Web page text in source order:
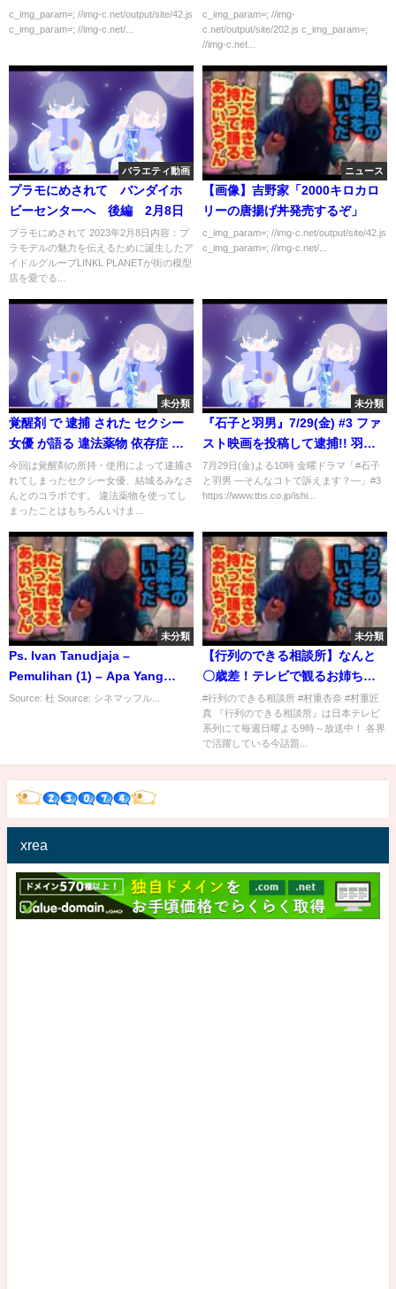
c_img_param=; //img-c.net/output/site/42.js
c_img_param=; //img-c.net/...
c_img_param=; //img-
c.net/output/site/202.js c_img_param=;
//img-c.net...
バラエティ動画
プラモにめされて バンダイホ
ビーセンターへ 後編 2月8日
プラモにめされて 2023年2月8日内容：プ
ラモデルの魅力を伝えるために誕生したア
イドルグループLINKL PLANETが街の模型
店を愛でる...
ニュース
【画像】吉野家「2000キロカロ
リーの唐揚げ丼発売するぞ」
c_img_param=; //img-c.net/output/site/42.js
c_img_param=; //img-c.net/...
未分類
覚醒剤 で 逮捕 された セクシー
女優 が語る 違法薬物 依存症 の
恐ろしさ
今回は覚醒剤の所持・使用によって逮捕さ
れてしまったセクシー女優、結城るみなさ
んとのコラボです。 違法薬物を使ってし
まったことはもちろんいけま...
未分類
『石子と羽男』7/29(金) #3 ファ
スト映画を投稿して逮捕!! 羽男
の父と姉､登場！【TBS】
7月29日(金)よる10時 金曜ドラマ「#石子
と羽男 ―そんなコトで訴えます？―」#3
https://www.tbs.co.jp/ishi...
未分類
Ps. Ivan Tanudjaja –
Pemulihan (1) – Apa Yang
Hilang Tuhan Kembalikan
Source: 杜 Source: シネマッフル...
未分類
【行列のできる相談所】なんと
〇歳差！テレビで観るお姉ちゃ
んの印象は…？
#行列のできる相談所 #村重杏奈 #村重匠
真 『行列のできる相談所』は日本テレビ
系列にて毎週日曜よる9時～放送中！ 各界
で活躍している今話題...
xrea